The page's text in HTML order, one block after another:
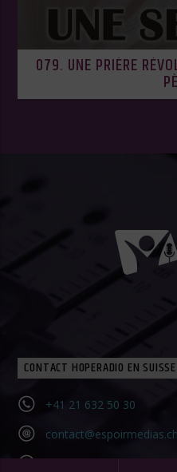
079. UNE PRIÈRE
CONTACT HOPERADIO EN SUISSE
+41 21 632 50 30‬
contact@espoirmedias.ch
Contact Form